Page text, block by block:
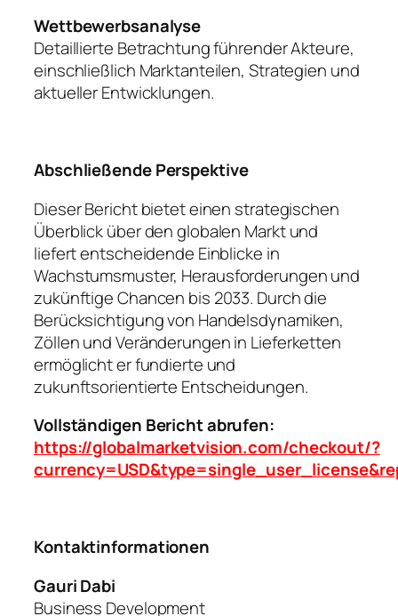
Wettbewerbsanalyse
Detaillierte Betrachtung führender Akteure,
einschließlich Marktanteilen, Strategien und
aktueller Entwicklungen.
Abschließende Perspektive
Dieser Bericht bietet einen strategischen
Überblick über den globalen Markt und
liefert entscheidende Einblicke in
Wachstumsmuster, Herausforderungen und
zukünftige Chancen bis 2033. Durch die
Berücksichtigung von Handelsdynamiken,
Zöllen und Veränderungen in Lieferketten
ermöglicht er fundierte und
zukunftsorientierte Entscheidungen.
Vollständigen Bericht abrufen:
https://globalmarketvision.com/checkout/?
Kontaktinformationen
Gauri Dabi
Business Development